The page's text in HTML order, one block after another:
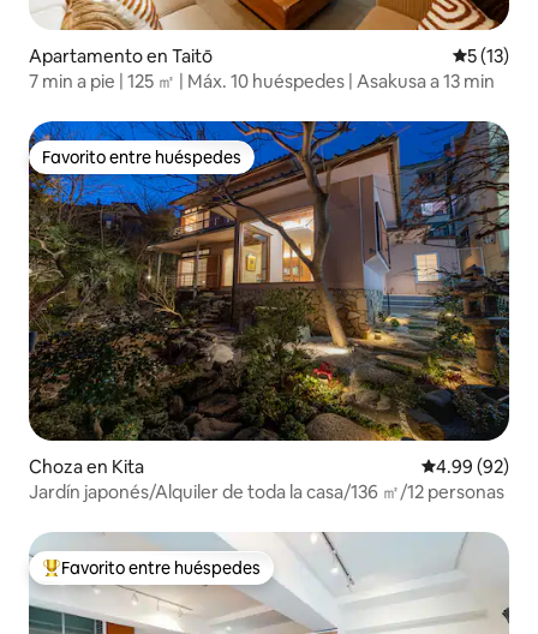
Apartamento en Taitō
5 (13)
7 min a pie | 125 ㎡ | Máx. 10 huéspedes | Asakusa a 13 min
Favorito entre huéspedes
Favorito entre huéspedes
Choza en Kita Calificación
4.99 (92)
Jardín japonés/Alquiler de toda la casa/136 ㎡/12 personas
Favorito entre huéspedes preferido
Favorito entre huéspedes